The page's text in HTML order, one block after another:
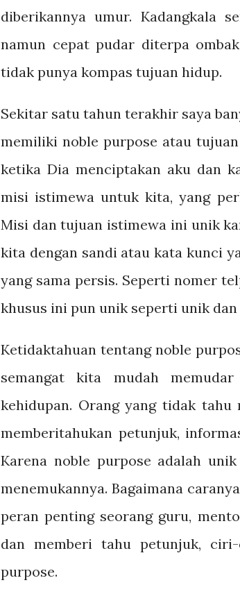
diberikannya umur. Kadangkala
namun cepat pudar diterpa
tidak punya kompas tujuan hidup.
Sekitar satu tahun terakhir saya
memiliki noble purpose atau
ketika Dia menciptakan aku dan
misi istimewa untuk kita, yang
Misi dan tujuan istimewa ini unik
kita dengan sandi atau kata kunci
yang sama persis. Seperti nomer
khusus ini pun unik seperti unik
Ketidaktahuan tentang noble
semangat kita mudah
kehidupan. Orang yang tidak tahu
memberitahukan petunjuk,
Karena noble purpose adalah
menemukannya. Bagaimana
peran penting seorang guru,
dan memberi tahu petunjuk,
purpose.